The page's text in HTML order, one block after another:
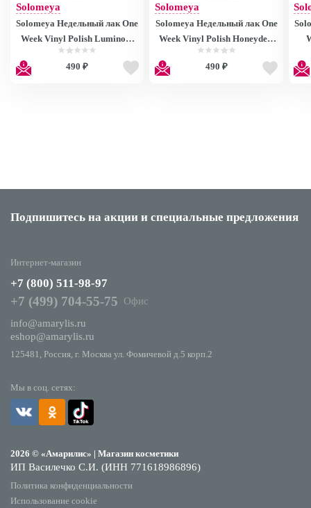
Solomeya
Solomeya Недельный лак One
Week Vinyl Polish Luminous
38, 13ml
490 ₽
Solomeya
Solomeya Недельный лак One
Week Vinyl Polish Honeydew
28
490 ₽
Подпишитесь на акции и специальные предложения
Мы в соц. сетях:
2026 © «Амарилис» | Магазин косметики
ИП Василечко С.И. (ИНН 771618986896)
Политика конфиденциальности
Использование cookie
Интернет-магазин
+7 (800) 511-98-97
+7 (499) 704-55-75
Офис
info@amarylis.ru
eshop@amarylis.ru
125481, Россия, г. Москва ул. Фомичевой д.5 корп.2